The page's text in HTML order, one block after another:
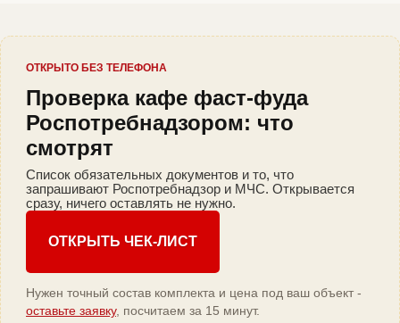
ОТКРЫТО БЕЗ ТЕЛЕФОНА
Проверка кафе фаст-фуда
Роспотребнадзором: что
смотрят
Список обязательных документов и то, что
запрашивают Роспотребнадзор и МЧС. Открывается
сразу, ничего оставлять не нужно.
ОТКРЫТЬ ЧЕК-ЛИСТ
Нужен точный состав комплекта и цена под ваш объект -
оставьте заявку, посчитаем за 15 минут.